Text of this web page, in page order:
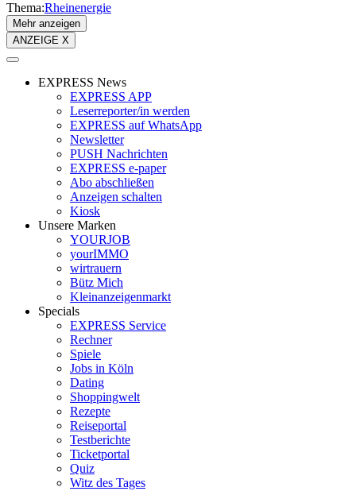
Thema:Rheinenergie
Mehr anzeigen
ANZEIGE X
EXPRESS News
EXPRESS APP
Leserreporter/in werden
EXPRESS auf WhatsApp
Newsletter
PUSH Nachrichten
EXPRESS e-paper
Abo abschließen
Anzeigen schalten
Kiosk
Unsere Marken
YOURJOB
yourIMMO
wirtrauern
Bütz Mich
Kleinanzeigenmarkt
Specials
EXPRESS Service
Rechner
Spiele
Jobs in Köln
Dating
Shoppingwelt
Rezepte
Reiseportal
Testberichte
Ticketportal
Quiz
Witz des Tages